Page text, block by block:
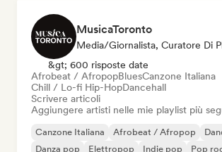
MusicaToronto
Media/Giornalista, Curatore Di
&gt; 600 risposte date
Afrobeat / AfropopBluesCanzone Italiana
Chill / Lo-fi Hip-HopDancehall
Scrivere articoli
Aggiungere artisti nelle mie playlist più
Canzone Italiana Afrobeat / Afropop
Danza pop
Elettropop Indie pop
Pop